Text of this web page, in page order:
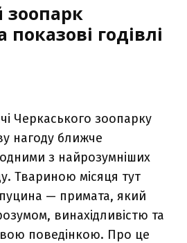
зоопарк
годівлі
Черкаського зоопарку
нагоду ближче
з найрозумніших
Твариною місяця тут
— примата, який
винахідливістю та
поведінкою. Про це